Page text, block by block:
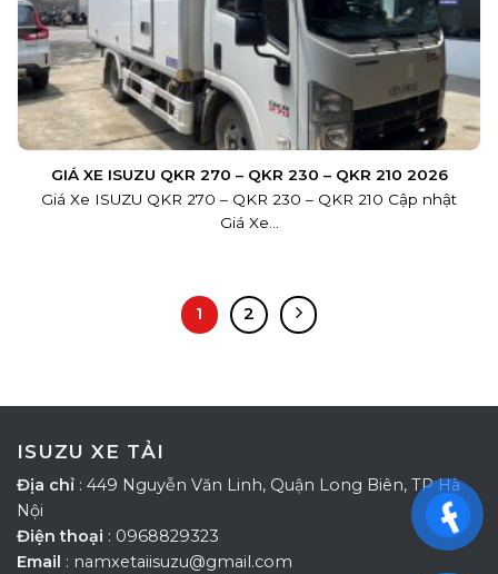
GIÁ XE ISUZU QKR 270 – QKR 230 – QKR 210 2026
Giá Xe ISUZU QKR 270 – QKR 230 – QKR 210 Cập nhật
Giá Xe...
1 2
ISUZU XE TẢI
Địa chỉ : 449 Nguyễn Văn Linh, Quận Long Biên, TP Hà
Nội
Điện thoại : 0968829323
Email : namxetaiisuzu@gmail.com